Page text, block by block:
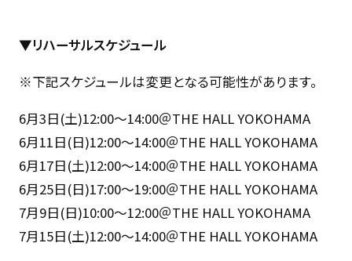
▼リハーサルスケジュール
※下記スケジュールは変更となる可能性があります。
6月3日(土)12:00〜14:00＠THE HALL YOKOHAMA
6月11日(日)12:00〜14:00＠THE HALL YOKOHAMA
6月17日(土)12:00〜14:00＠THE HALL YOKOHAMA
6月25日(日)17:00〜19:00＠THE HALL YOKOHAMA
7月9日(日)10:00〜12:00＠THE HALL YOKOHAMA
7月15日(土)12:00〜14:00＠THE HALL YOKOHAMA